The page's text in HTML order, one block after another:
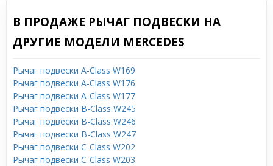
В ПРОДАЖЕ РЫЧАГ ПОДВЕСКИ НА
ДРУГИЕ МОДЕЛИ MERCEDES
Рычаг подвески A-Class W169
Рычаг подвески A-Class W176
Рычаг подвески A-Class W177
Рычаг подвески B-Class W245
Рычаг подвески B-Class W246
Рычаг подвески B-Class W247
Рычаг подвески C-Class W202
Рычаг подвески C-Class W203